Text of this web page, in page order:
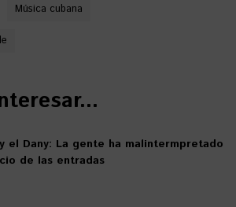
Música cubana
el Dany: La gente ha malintermpretado
de las entradas